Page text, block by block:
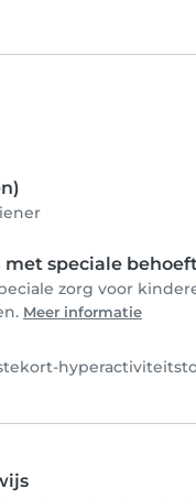
speciale
zorg voor
Meer informatie